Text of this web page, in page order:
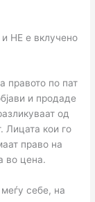
НЕ е вклучено
правото по пат
и продаде
од
Лицата кои го
право на
во цена.
себе, на